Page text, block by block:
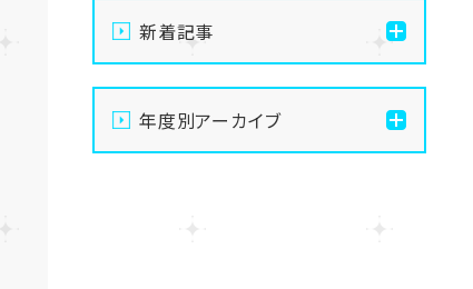
新着記事
【大宮】俺たちの夏は終わ
らない！8月後半のおすすめ
体験授業
年度別アーカイブ